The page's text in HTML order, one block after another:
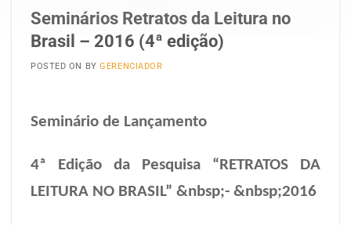
Seminários Retratos da Leitura no
Brasil – 2016 (4ª edição)
POSTED ON BYGERENCIADOR
Seminário de Lançamento
4ª Edição da Pesquisa “RETRATOS DA
LEITURA NO BRASIL” &nbsp;- &nbsp;2016